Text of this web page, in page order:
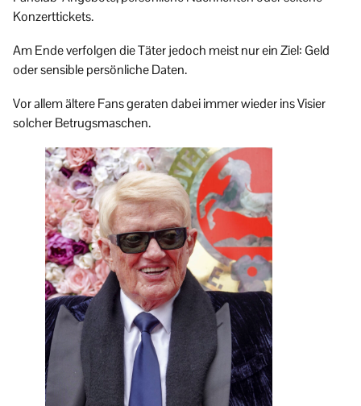
Konzerttickets.
Am Ende verfolgen die Täter jedoch meist nur ein Ziel: Geld
oder sensible persönliche Daten.
Vor allem ältere Fans geraten dabei immer wieder ins Visier
solcher Betrugsmaschen.